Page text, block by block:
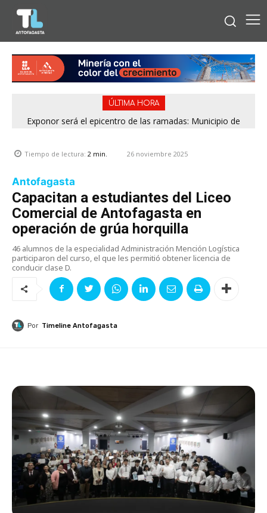
ÚLTIMA HORA
Exponor será el epicentro de las ramadas: Municipio de
Tiempo de lectura: 2 min. 26 noviembre 2025
Antofagasta
Capacitan a estudiantes del Liceo
Comercial de Antofagasta en
operación de grúa horquilla
46 alumnos de la especialidad Administración Mención Logística
participaron del curso, el que les permitió obtener licencia de
conducir clase D.
Por Timeline Antofagasta